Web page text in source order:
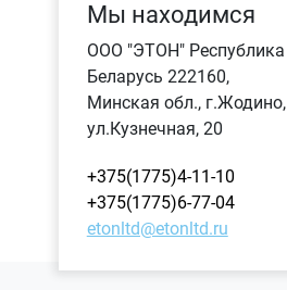
Мы находимся
ООО "ЭТОН" Республика
Беларусь 222160,
Минская обл., г.Жодино,
ул.Кузнечная, 20
+375(1775)4-11-10
+375(1775)6-77-04
etonltd@etonltd.ru